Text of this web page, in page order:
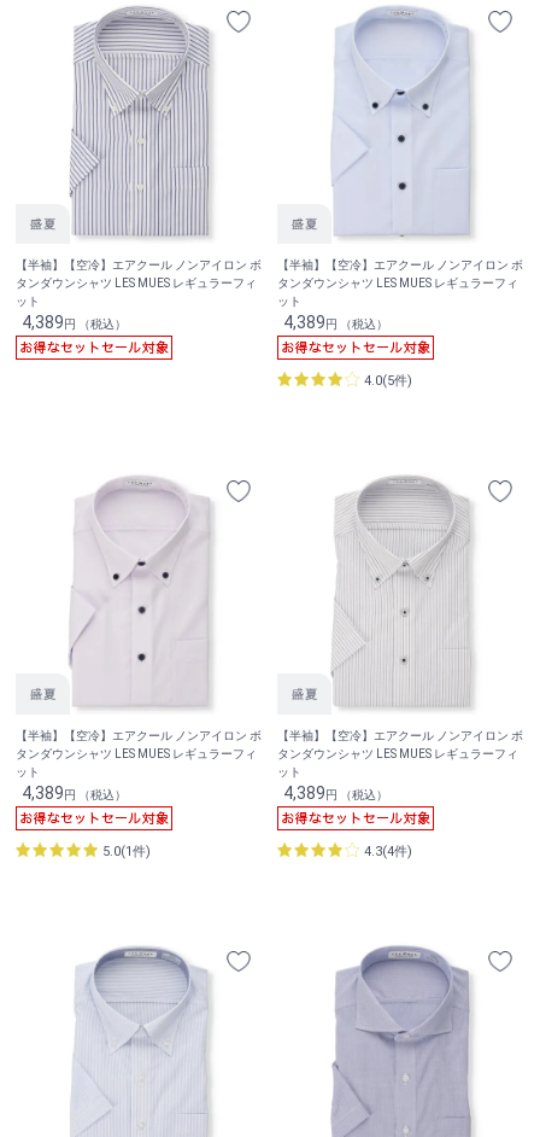
【半袖】【空冷】エアクール ノンアイロン ボ
タンダウンシャツ LES MUES レギュラーフィ
ット
4,389円 （税込）
【半袖】【空冷】エアクール ノンアイロン ボ
タンダウンシャツ LES MUES レギュラーフィ
ット
4,389円 （税込）
4.0(5件)
【半袖】【空冷】エアクール ノンアイロン ボ
タンダウンシャツ LES MUES レギュラーフィ
ット
4,389円 （税込）
5.0(1件)
【半袖】【空冷】エアクール ノンアイロン ボ
タンダウンシャツ LES MUES レギュラーフィ
ット
4,389円 （税込）
4.3(4件)